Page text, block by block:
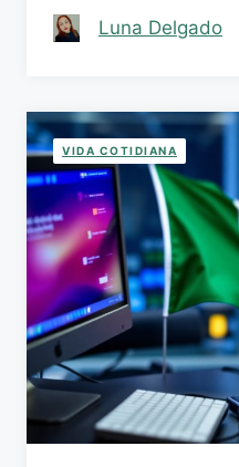
Luna Delgado
VIDA COTIDIANA